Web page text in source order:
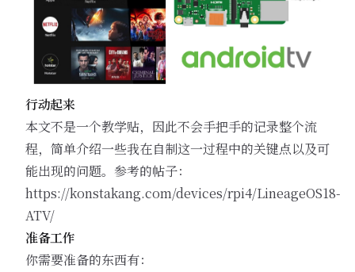
行动起来
本文不是一个教学贴，因此不会手把手的记录整个流
程，简单介绍一些我在自制这一过程中的关键点以及可
能出现的问题。参考的帖子：
https://konstakang.com/devices/rpi4/LineageOS18-
ATV/
准备工作
你需要准备的东西有：